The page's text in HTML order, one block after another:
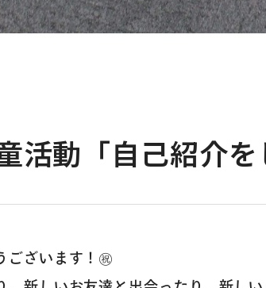
活動「自己紹介を
ございます！㊗️